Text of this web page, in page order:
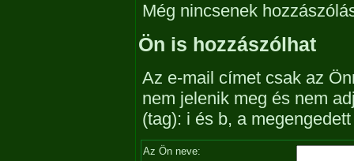
Még nincsenek
Ön is hozzászólhat
Az e-mail címet csak az
nem jelenik meg és nem
(tag): i és b, a
Az Ön neve: